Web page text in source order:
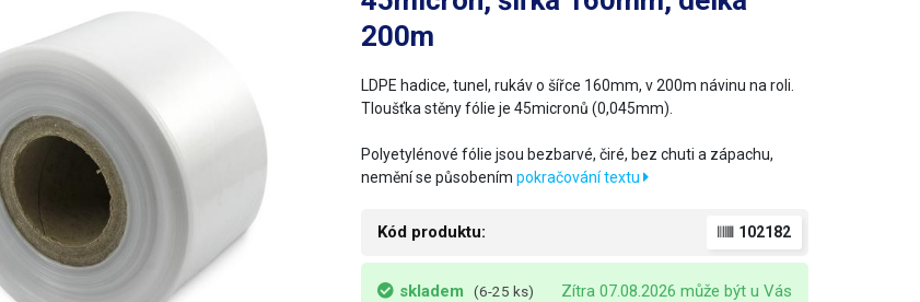
200m
LDPE hadice, tunel, rukáv o šířce 160mm, v 200m návinu na roli.
Tloušťka stěny fólie je 45micronů (0,045mm).
​Polyetylénové fólie jsou bezbarvé, čiré, bez chuti a zápachu,
nemění se působenímpokračování textu
Kód produktu: 102182
skladem (6-25 ks) Zítra 07.08.2026 může být u Vás